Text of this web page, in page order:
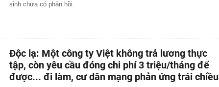
sinh chưa có phản hồi.
Độc lạ: Một công ty Việt không trả lương thực
tập, còn yêu cầu đóng chi phí 3 triệu/tháng để
được... đi làm, cư dân mạng phản ứng trái chiều